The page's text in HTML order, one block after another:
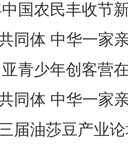
国农民丰收节
共同体 中华一家
青少年创客营
共同体 中华一家
届油莎豆产业